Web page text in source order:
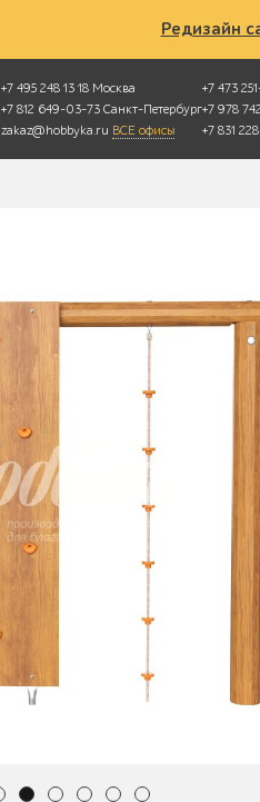
Редизайн
+7 495 248 13 18 Москва
+7 812 649-03-73 Санкт-Петербург
zakaz@hobbyka.ru ВСЕ офисы
+7 473
+7 978
+7 831